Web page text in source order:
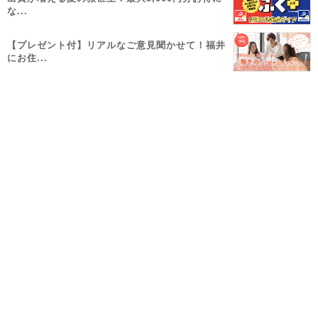
な...
【プレゼント付】リアルなご意見聞かせて！福井
にお住...